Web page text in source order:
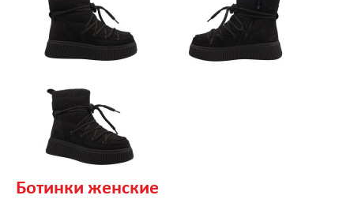
Ботинки женские